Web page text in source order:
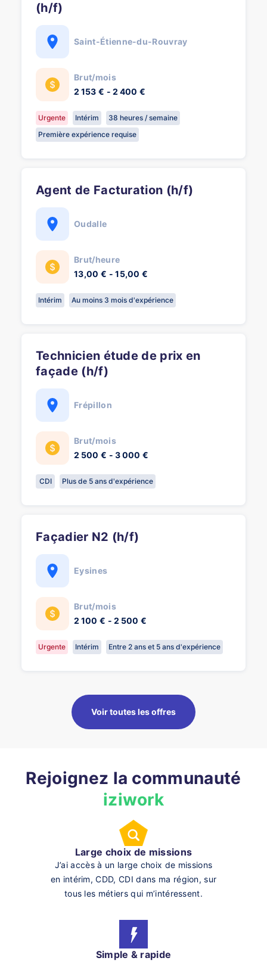
(h/f)
Saint-Étienne-du-Rouvray
Brut/mois
2 153 € - 2 400 €
Urgente Intérim
38 heures / semaine
Première expérience requise
Agent de Facturation (h/f)
Oudalle
Brut/heure
13,00 € - 15,00 €
Intérim Au moins 3 mois d'expérience
Technicien étude de prix en
façade (h/f)
Frépillon
Brut/mois
2 500 € - 3 000 €
CDI Plus de 5 ans d'expérience
Façadier N2 (h/f)
Eysines
Brut/mois
2 100 € - 2 500 €
Urgente Intérim Entre 2 ans et 5 ans d'expérience
Voir toutes les offres
Rejoignez la communauté
iziwork
Large choix de missions
J’ai accès à un large choix de missions
en intérim, CDD, CDI dans ma région, sur
tous les métiers qui m’intéressent.
Simple & rapide